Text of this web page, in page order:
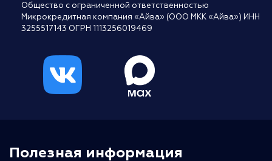
Общество с ограниченной ответственностью
Микрокредитная компания «Айва» (ООО МКК «Айва») ИНН
3255517143 ОГРН 1113256019469
Полезная информация